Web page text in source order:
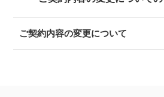
ご契約内容の変更について